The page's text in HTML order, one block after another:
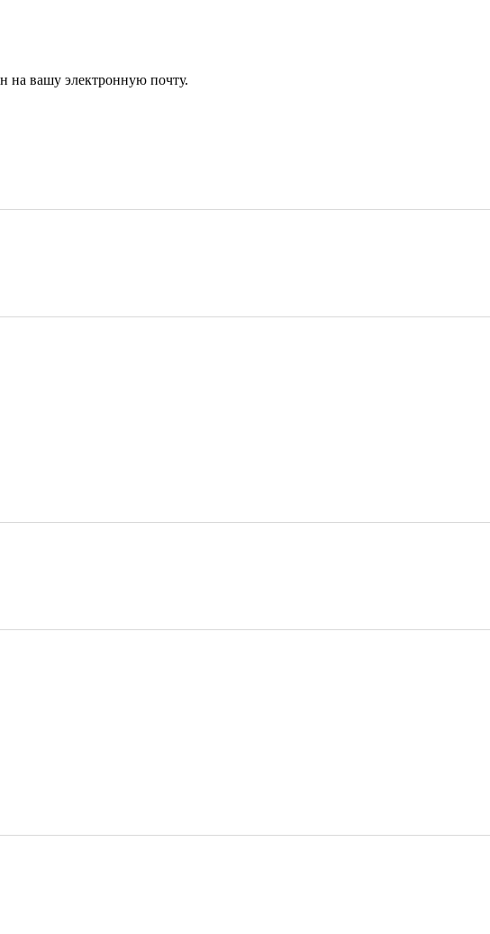
на вашу электронную почту.